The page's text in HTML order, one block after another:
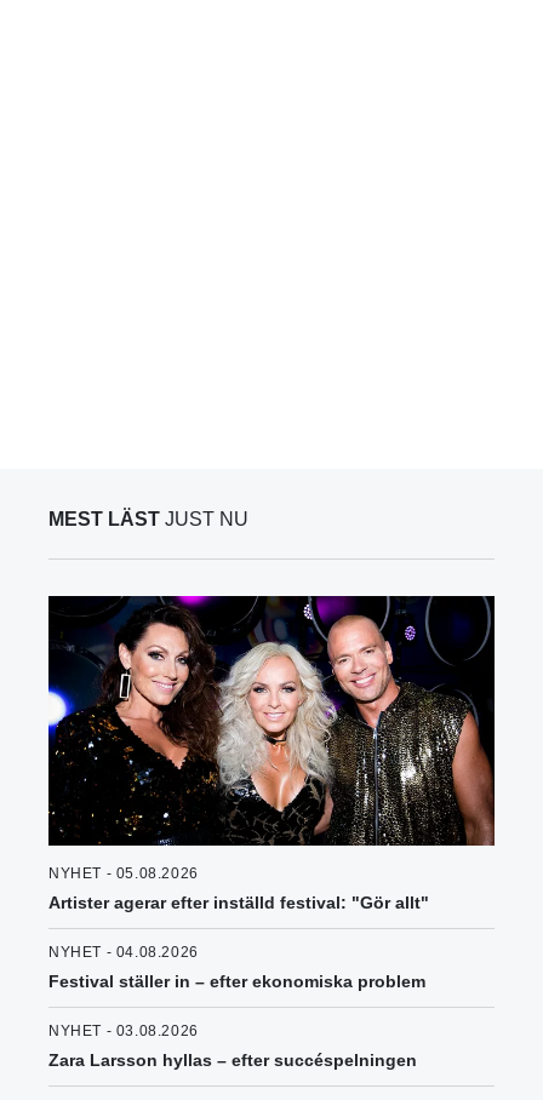
MEST LÄST JUST NU
NYHET - 05.08.2026
Artister agerar efter inställd festival: "Gör allt"
NYHET - 04.08.2026
Festival ställer in – efter ekonomiska problem
NYHET - 03.08.2026
Zara Larsson hyllas – efter succéspelningen